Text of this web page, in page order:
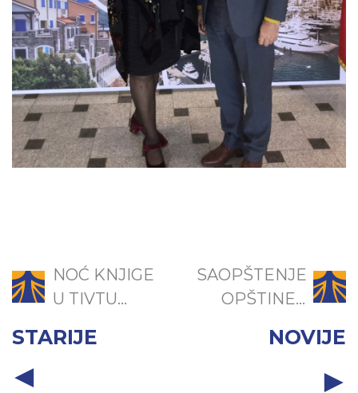
NOĆ KNJIGE
U TIVTU...
STARIJE
SAOPŠTENJE
OPŠTINE...
NOVIJE